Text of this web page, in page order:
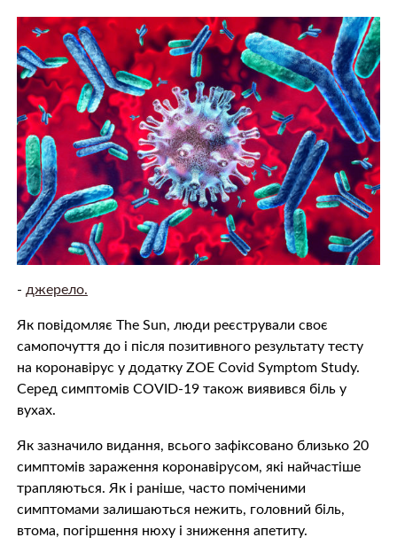
- джерело.
Як повідомляє Тhe Sun, люди реєстрували своє
самопочуття до і після позитивного результату тесту
на коронавірус у додатку ZOE Covid Symptom Study.
Серед симптомів COVID-19 також виявився біль у
вухах.
Як зазначило видання, всього зафіксовано близько 20
симптомів зараження коронавірусом, які найчастіше
трапляються. Як і раніше, часто поміченими
симптомами залишаються нежить, головний біль,
втома, погіршення нюху і зниження апетиту.